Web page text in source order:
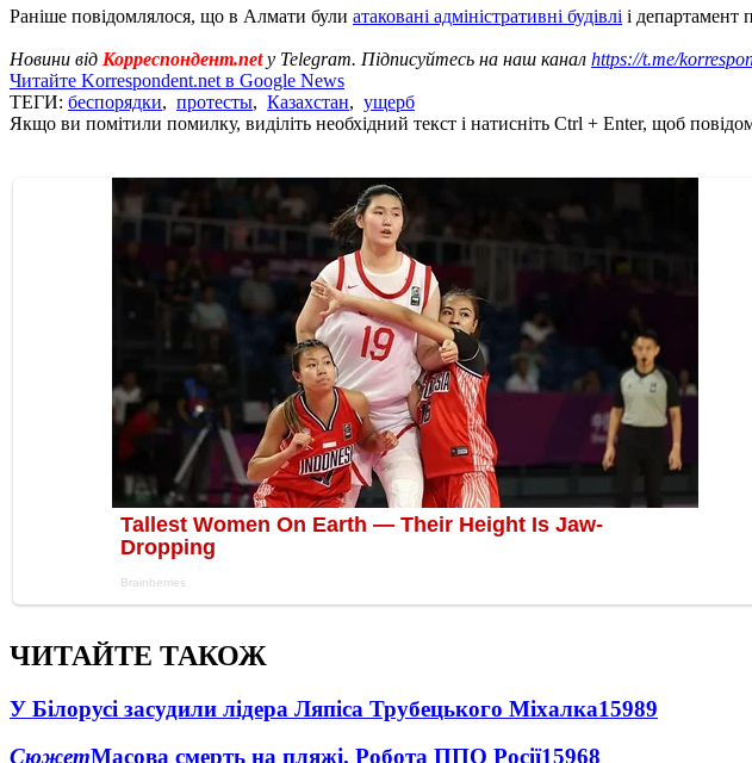
Раніше повідомлялося, що в Алмати були атаковані адміністративні будівлі і департамент
Новини від Корреспондент.netу Telegram. Підписуйтесь на наш канал https://t.me/
Читайте Korrespondent.net в Google News
ТЕГИ: беспорядки, протесты, Казахстан, ущерб
Якщо ви помітили помилку, виділіть необхідний текст і натисніть Ctrl + Enter, щоб
ЧИТАЙТЕ ТАКОЖ
У Білорусі засудили лідера Ляпіса Трубецького Міхалка15989
СюжетМасова смерть на пляжі. Робота ППО Росії15968